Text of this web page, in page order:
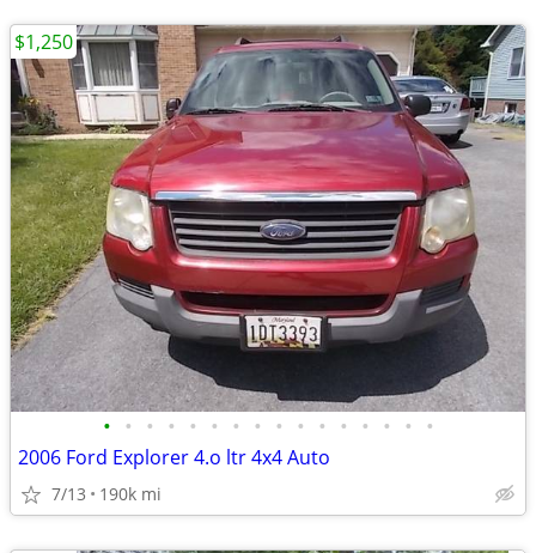
• • • • • • • • • • • • • • • •
2006 Ford Explorer 4.o ltr 4x4 Auto
7/13 190k mi
$1,250